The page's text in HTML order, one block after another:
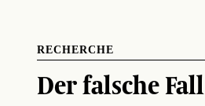
RECHERCHE
Der falsche Fall